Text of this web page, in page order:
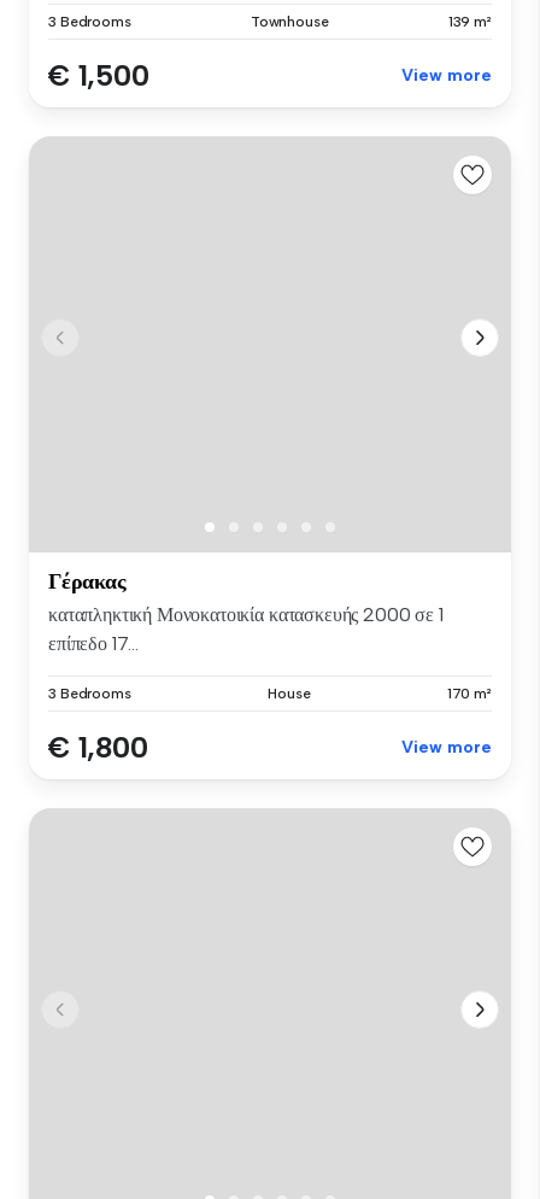
3 Bedrooms Townhouse 139 m²
€ 1,500 View more
Γέρακας
καταπληκτική Μονοκατοικία κατασκευής 2000 σε 1
επίπεδο 17...
3 Bedrooms House 170 m²
€ 1,800 View more